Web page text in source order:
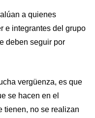
a quienes
e integrantes del grupo
deben seguir por
vergüenza, es que
se hacen en el
tienen, no se realizan